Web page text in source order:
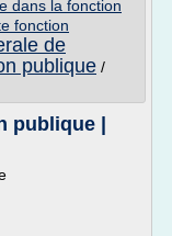
dans la fonction
fonction
de
publique /
|